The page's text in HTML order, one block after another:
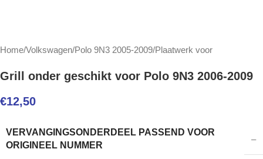
Home/Volkswagen/Polo 9N3 2005-2009/Plaatwerk voor
Grill onder geschikt voor Polo 9N3 2006-2009
€12,50
VERVANGINGSONDERDEEL PASSEND VOOR
ORIGINEEL NUMMER
–